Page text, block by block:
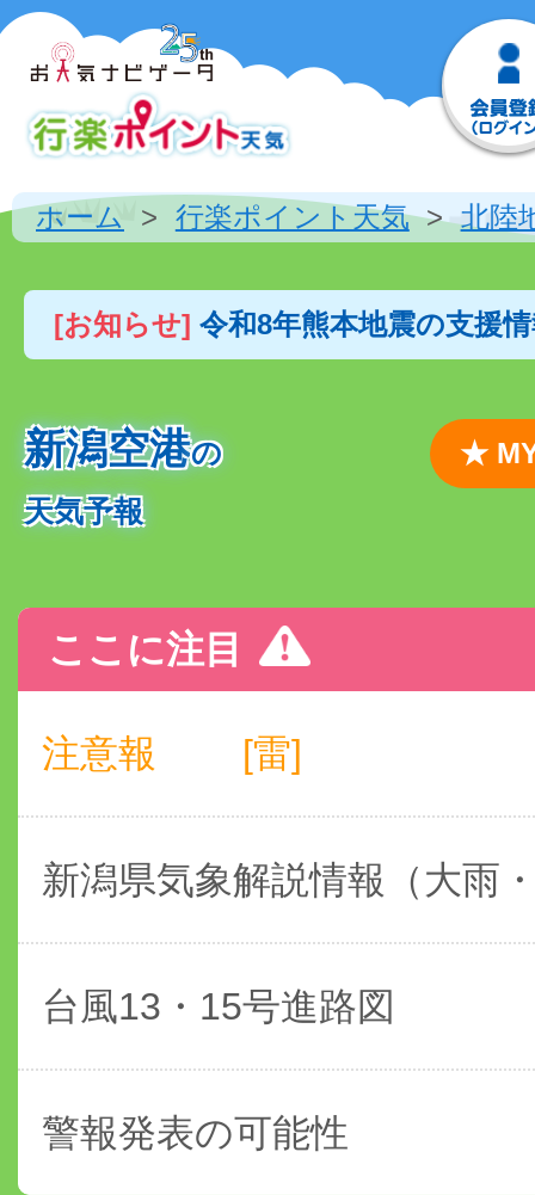
ホーム 行楽ポイント天気 北陸
[お知らせ] 令和8年熊本地震の支援
新潟空港の
天気予報
★
ここに注目
注意報 [雷]
新潟県気象解説情報（大雨
台風13・15号進路図
警報発表の可能性